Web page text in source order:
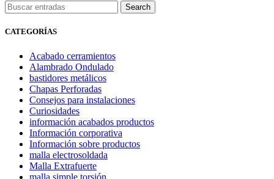
Search
CATEGORÍAS
Acabado cerramientos
Alambrado Ondulado
bastidores metálicos
Chapas Perforadas
Consejos para instalaciones
Curiosidades
información acabados productos
Información corporativa
Información sobre productos
malla electrosoldada
Malla Extrafuerte
malla simple torsión